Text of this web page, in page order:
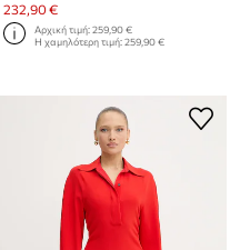
232,90 €
Αρχική τιμή:259,90 €
Η χαμηλότερη τιμή:259,90 €